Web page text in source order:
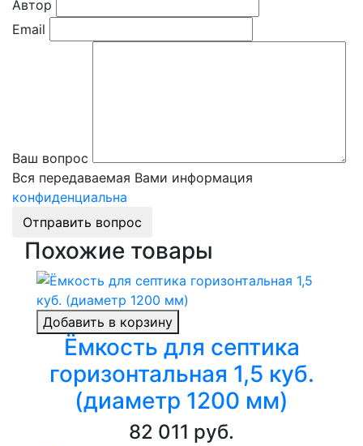
Автор
Email
Ваш вопрос
Вся передаваемая Вами информация
конфиденциальна
Отправить вопрос
Похожие товары
Добавить в корзину
Ёмкость для септика
горизонтальная 1,5 куб.
(диаметр 1200 мм)
82 011 руб.